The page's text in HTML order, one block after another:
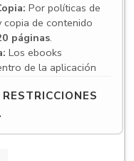
Por políticas de
copia de contenido
páginas.
Los ebooks
de la aplicación
en español, ya
para
gama de